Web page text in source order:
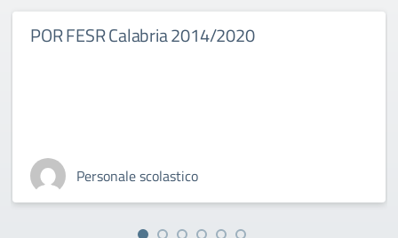
POR FESR Calabria 2014/2020
Personale scolastico